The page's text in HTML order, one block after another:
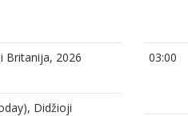
Britanija, 2026
Didžioji
03:00